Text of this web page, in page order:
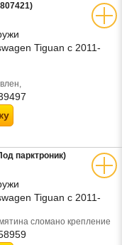
Tiguan с 2011-
парктроник)
Tiguan с 2011-
сломано крепление